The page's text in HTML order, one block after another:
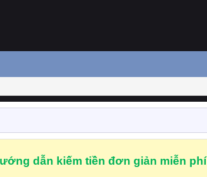
dẫn kiếm tiền đơn giản miễn phí